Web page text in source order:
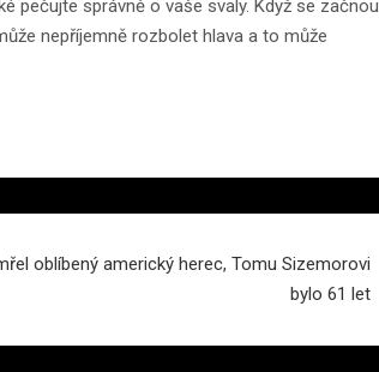
pečujte správně o vaše svaly. Když se začnou
nepříjemně rozbolet hlava a to může
oblíbený americký herec, Tomu Sizemorovi
bylo 61 let